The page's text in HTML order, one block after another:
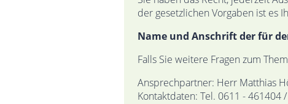
der gesetzlichen Vorgaben ist es
Name und Anschrift der für
Falls Sie weitere Fragen zum
Ansprechpartner: Herr Matthias
Kontaktdaten: Tel. 0611 - 461404 /